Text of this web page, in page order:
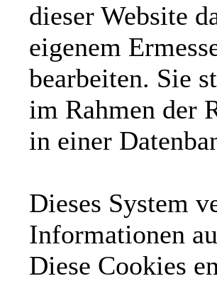
dieser Website
eigenem
bearbeiten. Sie
im Rahmen der
in einer
Dieses System
Informationen
Diese Cookies